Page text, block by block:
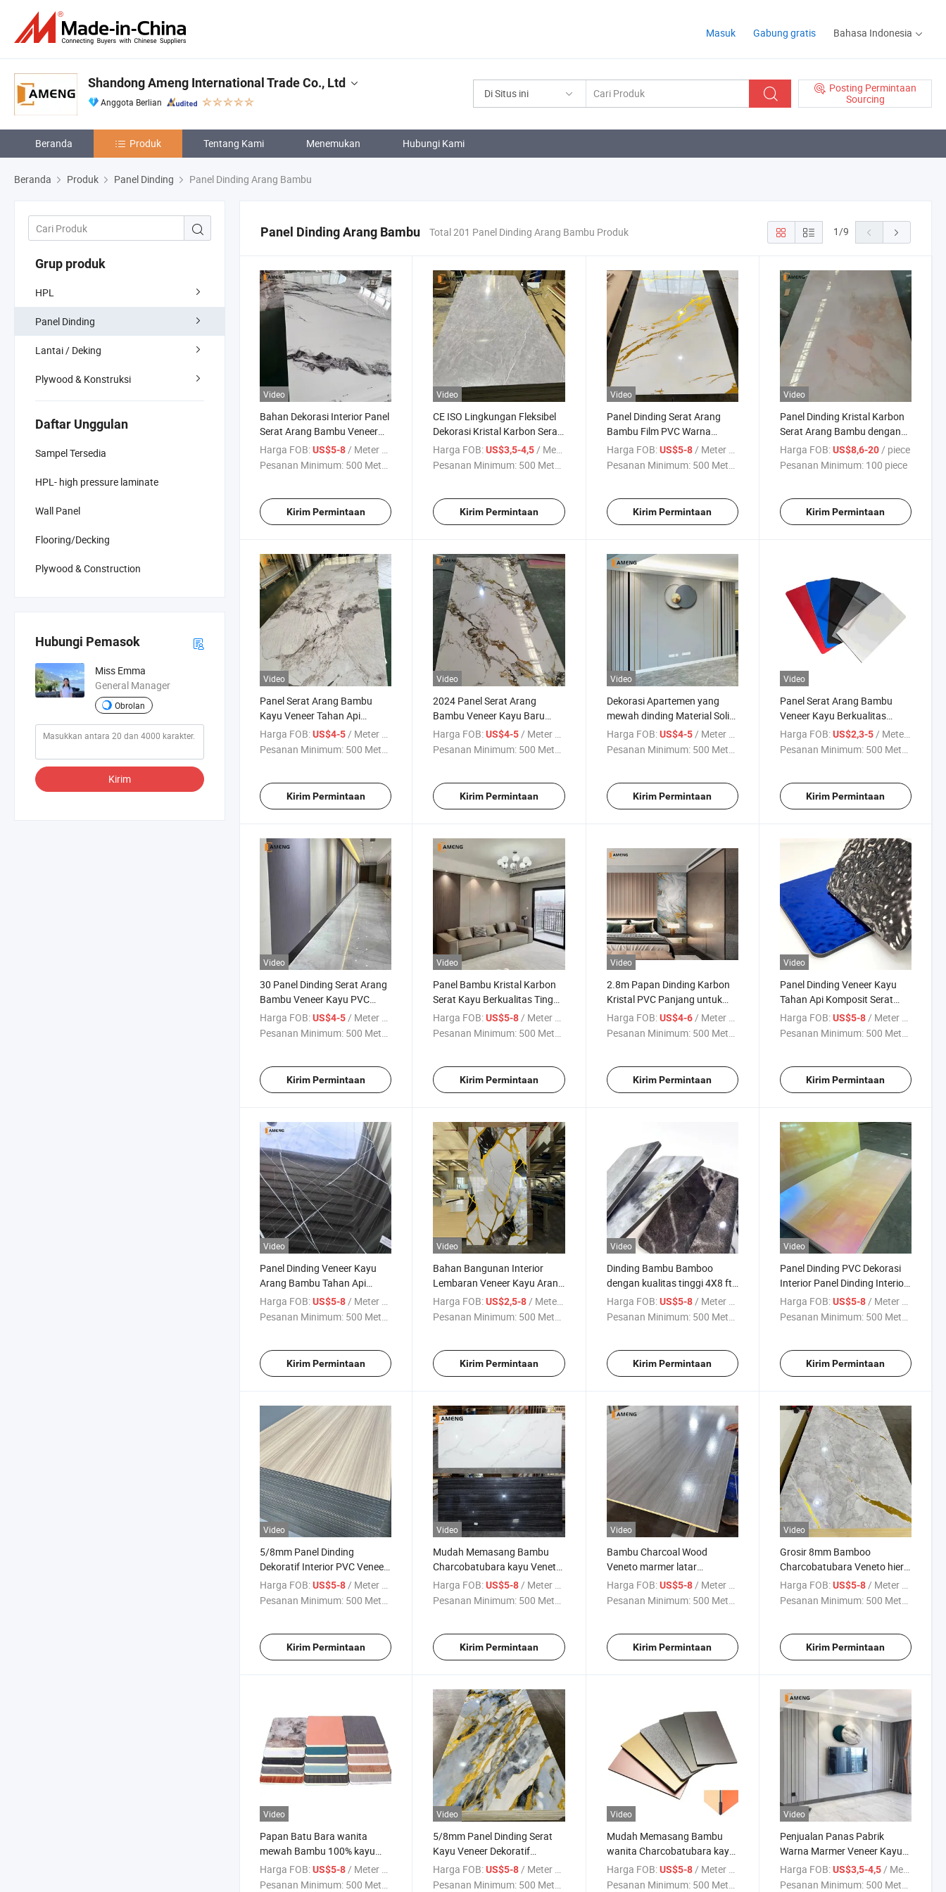
Masuk Gabung gratis Bahasa Indonesia
Di Situs ini
Posting Permintaan
Sourcing
Shandong Ameng International Trade Co., Ltd
Anggota Berlian
Beranda Produk Tentang Kami Menemukan Hubungi Kami
Beranda Produk Panel Dinding Panel Dinding Arang Bambu
Grup produk
HPL
Panel Dinding
Lantai / Deking
Plywood & Konstruksi
Daftar Unggulan
Sampel Tersedia
HPL- high pressure laminate
Wall Panel
Flooring/Decking
Plywood & Construction
Hubungi Pemasok
Miss Emma
General Manager
Obrolan
Kirim
Panel Dinding Arang Bambu Total 201 Panel Dinding Arang Bambu Produk 1/9
Video
Bahan Dekorasi Interior Panel
Serat Arang Bambu Veneer
Kayu
Harga FOB:US$5-8/ Meter persegi
Pesanan Minimum: 500 Meter ...
Kirim Permintaan
Video
CE ISO Lingkungan Fleksibel
Dekorasi Kristal Karbon Serat
Bambu Veneer Kayu
Lembaran Dinding PVC
Harga FOB: US$3,5-4,5/ Meter persegi
Pesanan Minimum: 500 Meter ...
Kirim Permintaan
Video
Panel Dinding Serat Arang
Bambu Film PVC Warna
Berlapis Emas untuk Dekorasi
Interior
Harga FOB: US$5-8/ Meter persegi
Pesanan Minimum: 500 Meter ...
Kirim Permintaan
Video
Panel Dinding Kristal Karbon
Serat Arang Bambu dengan
Tekstur Kayu Mengkilap
Tinggi
Harga FOB: US$8,6-20/ piece
Pesanan Minimum: 100 piece
Kirim Permintaan
Video
Panel Serat Arang Bambu
Kayu Veneer Tahan Api
Berkualitas Tinggi untuk
Dekorasi Dalam Ruangan
Harga FOB:US$4-5 / Meter persegi
Pesanan Minimum: 500 Meter ...
Kirim Permintaan
Video
2024 Panel Serat Arang
Bambu Veneer Kayu Baru
untuk Koridor, Ruangan, dan
Lobi Proyek Hotel
Harga FOB: US$4-5 / Meter persegi
Pesanan Minimum: 500 Meter ...
Kirim Permintaan
Video
Dekorasi Apartemen yang
mewah dinding Material Solid
Geti Bambu Panel Serat arang
Harga FOB: US$4-5 / Meter persegi
Pesanan Minimum: 500 Meter ...
Kirim Permintaan
Video
Panel Serat Arang Bambu
Veneer Kayu Berkualitas
Tinggi Bebas Formaldehid
untuk Dekorasi Ruang
Harga FOB: US$2,3-5 / Meter persegi
Pesanan Minimum: 500 Meter ...
Kirim Permintaan
Video
30 Panel Dinding Serat Arang
Bambu Veneer Kayu PVC
dengan Garansi Tahun untuk
Proyek Konstruksi
Harga FOB:US$4-5 / Meter persegi
Pesanan Minimum: 500 Meter ...
Kirim Permintaan
Video
Panel Bambu Kristal Karbon
Serat Kayu Berkualitas Tinggi
untuk Rekayasa Konstruksi
Harga FOB: US$5-8 / Meter persegi
Pesanan Minimum: 500 Meter ...
Kirim Permintaan
Video
2.8m Papan Dinding Karbon
Kristal PVC Panjang untuk
Dinding Interior Hotel Mewah
Papan Serat Arang Bambu
Harga FOB: US$4-6 / Meter persegi
Pesanan Minimum: 500 Meter ...
Kirim Permintaan
Video
Panel Dinding Veneer Kayu
Tahan Api Komposit Serat
Bambu Panel Dinding PVC
Harga FOB: US$5-8 / Meter persegi
Pesanan Minimum: 500 Meter ...
Kirim Permintaan
Video
Panel Dinding Veneer Kayu
Arang Bambu Tahan Api
Logam Kayu Grosir
Harga FOB:US$5-8/ Meter persegi
Pesanan Minimum: 500 Meter ...
Kirim Permintaan
Video
Bahan Bangunan Interior
Lembaran Veneer Kayu Arang
Bambu Marmer PVC Panel
Dinding Dekoratif
Harga FOB: US$2,5-8 / Meter persegi
Pesanan Minimum: 500 Meter ...
Kirim Permintaan
Video
Dinding Bambu Bamboo
dengan kualitas tinggi 4X8 ft
1220*2440mm Panel untuk
furnitur
Harga FOB: US$5-8/ Meter persegi
Pesanan Minimum: 500 Meter ...
Kirim Permintaan
Video
Panel Dinding PVC Dekorasi
Interior Panel Dinding Interior
8mm Panel Dekoratif Bambu
Harga FOB: US$5-8/ Meter persegi
Pesanan Minimum: 500 Meter ...
Kirim Permintaan
Video
5/8mm Panel Dinding
Dekoratif Interior PVC Veneer
Kayu Arang Bambu
Harga FOB:US$5-8/ Meter persegi
Pesanan Minimum: 500 Meter ...
Kirim Permintaan
Video
Mudah Memasang Bambu
Charcobatubara kayu Veneto
dekoratif Panel
Harga FOB: US$5-8/ Meter persegi
Pesanan Minimum: 500 Meter ...
Kirim Permintaan
Video
Bambu Charcoal Wood
Veneto marmer latar
Belakang Bamboo PVC
Lembar dinding
Harga FOB: US$5-8/ Meter persegi
Pesanan Minimum: 500 Meter ...
Kirim Permintaan
Video
Grosir 8mm Bamboo
Charcobatubara Veneto hier
dekoratif pada marmer PVC
Panel dinding
Harga FOB: US$5-8/ Meter persegi
Pesanan Minimum: 500 Meter ...
Kirim Permintaan
Video
Papan Batu Bara wanita
mewah Bambu 100% kayu
Serat Bahan Bambu mentah
Veneto dengan interior
Harga FOB:US$5-8 / Meter persegi
Pesanan Minimum: 500 Meter ...
Video
5/8mm Panel Dinding Serat
Kayu Veneer Dekoratif
Kepadatan Tinggi dari Bambu
dengan Lapisan Ko-Extrusi
Harga FOB: US$5-8 / Meter persegi
Pesanan Minimum: 500 Meter ...
Video
Mudah Memasang Bambu
wanita Charcobatubara kayu
Veneto 3D Dekorasi dinding
dalam dinding interior dinding
Harga FOB: US$5-8 / Meter persegi
Pesanan Minimum: 500 Meter ...
Video
Penjualan Panas Pabrik
Warna Marmer Veneer Kayu
Panel Serat Arang Bambu
Harga FOB: US$3,5-4,5 / Meter persegi
Pesanan Minimum: 500 Meter ...